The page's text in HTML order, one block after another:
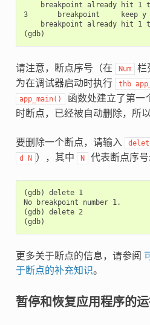
breakpoint already hit 1
3       breakpoint     keep y
breakpoint already hit 1
请注意，断点序号（在 Num
栏
为在调试器启动时执行
thb
app_main()
函数处建立了第一
时断点，已经被自动删除，所
要删除一个断点，请输入
d N ），其中 N 代表断点序号:
(gdb) delete 1
No breakpoint number 1.
(gdb) delete 2
更多关于断点的信息，请参阅
于断点的补充知识。
暂停和恢复应用程序的